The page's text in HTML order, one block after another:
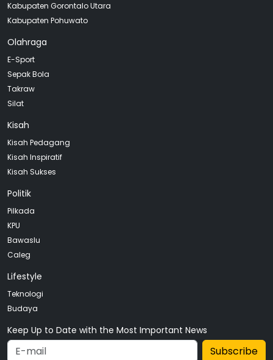
Kabupaten Gorontalo Utara
Kabupaten Pohuwato
Olahraga
E-Sport
Sepak Bola
Takraw
Silat
Kisah
Kisah Pedagang
Kisah Inspiratif
Kisah Sukses
Politik
Pilkada
KPU
Bawaslu
Caleg
Lifestyle
Teknologi
Budaya
Keep Up to Date with the Most Important News
Subscribe